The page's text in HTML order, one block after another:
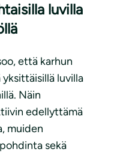
luvilla
että karhun
luvilla
Näin
edellyttämä
muiden
sekä